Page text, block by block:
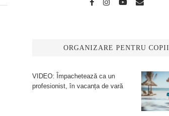
ORGANIZARE PENTRU COPII
VIDEO: Împachetează ca un
profesionist, în vacanța de vară